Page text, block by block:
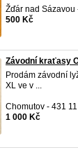
Žďár nad Sázavou
500 Kč
Závodní kraťasy
Prodám závodní
XL ve v ...
Chomutov - 431 11
1 000 Kč